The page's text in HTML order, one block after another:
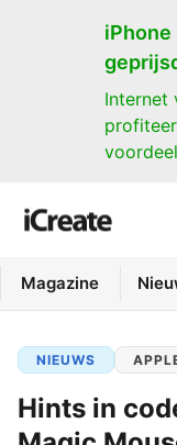
iPhone
Internet
Magazine
NIEUWS
Hints in